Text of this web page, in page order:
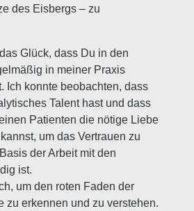
des Eisbergs – zu
Glück, dass Du in den
in meiner Praxis
Ich konnte beobachten, dass
Talent hast und dass
Patienten die nötige Liebe
um das Vertrauen zu
der Arbeit mit den
ist.
um den roten Faden der
zu erkennen und zu verstehen.